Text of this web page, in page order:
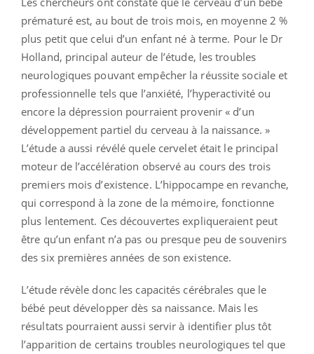
prématuré est, au bout de trois mois, en moyenne 2 %
plus petit que celui d’un enfant né à terme. Pour le Dr
Holland, principal auteur de l’étude, les troubles
neurologiques pouvant empêcher la réussite sociale et
professionnelle tels que l’anxiété, l’hyperactivité ou
encore la dépression pourraient provenir « d’un
développement partiel du cerveau à la naissance. »
L’étude a aussi révélé quele cervelet était le principal
moteur de l’accélération observé au cours des trois
premiers mois d’existence. L’hippocampe en revanche,
qui correspond à la zone de la mémoire, fonctionne
plus lentement. Ces découvertes expliqueraient peut
être qu’un enfant n’a pas ou presque peu de souvenirs
des six premières années de son existence.
L’étude révèle donc les capacités cérébrales que le
bébé peut développer dès sa naissance. Mais les
résultats pourraient aussi servir à identifier plus tôt
l’apparition de certains troubles neurologiques tel que